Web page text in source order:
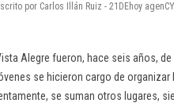
por Carlos Illán Ruiz - 21DEhoy
Alegre fueron, hace seis años,
se hicieron cargo de
se suman otros lugares,